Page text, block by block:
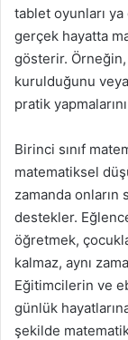
tablet oyunları ya
gerçek hayatta
gösterir. Örneğin,
kurulduğunu
pratik
Birinci sınıf
matematiksel
zamanda
destekler.
öğretmek,
kalmaz, aynı
Eğitimcilerin ve
günlük
şekilde